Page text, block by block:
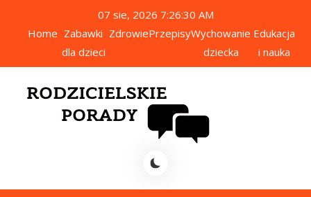
07 sie, 2026 7:26:31 AM
Home Zabawki
dla dzieci
ZdrowiePrzepisyWychowanie
dziecka
Edukacja
i nauka
Porady